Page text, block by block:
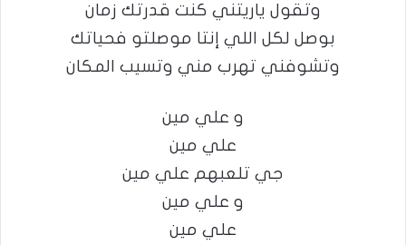
وتقول ياريتني كنت قدرتك زمان
بوصل لكل اللي إنتا موصلتو فحياتك
وتشوفني تهرب مني وتسيب المكان
و علي مين
علي مين
جي تلعبهم علي مين
و علي مين
علي مين